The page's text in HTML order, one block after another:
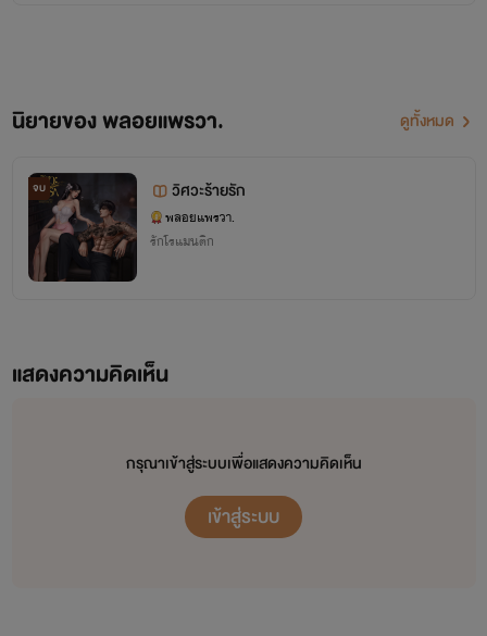
Facebook fan page: พลอยแพรวา นักเขียน
นิยายของ พลอยแพรวา. ดูทั้งหมด
จบ วิศวะร้ายรัก
พลอยแพรวา.
รักโรแมนติก
แสดงความคิดเห็น
กรุณาเข้าสู่ระบบเพื่อแสดงความคิดเห็น
เข้าสู่ระบบ